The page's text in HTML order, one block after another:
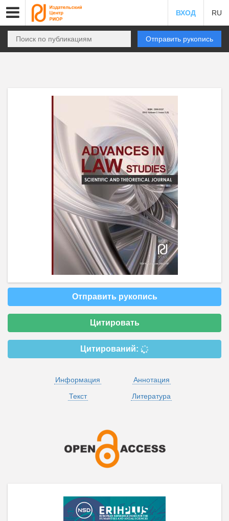
ВХОД RU
Отправить рукопись
Отправить рукопись
Цитировать
Цитирований:
Информация
Аннотация
Текст
Литература